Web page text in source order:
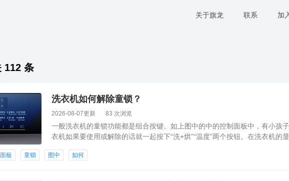
关于旗龙 联系 加
112 条
洗衣机如何解除童锁？
2026-08-07更新 83 次浏览
一般洗衣机的童锁功能都是组合按键。如上图中的中的控制面板中，有小孩
衣机如果要使用或解除的话就一起按下“洗+烘”“温度”两个按钮。在洗衣机的
面板 童锁 图中 如何